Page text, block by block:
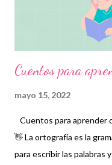
Cuentos para
mayo 15, 2022
Cuentos para aprender
👋 La ortografía es la
para escribir las palabras